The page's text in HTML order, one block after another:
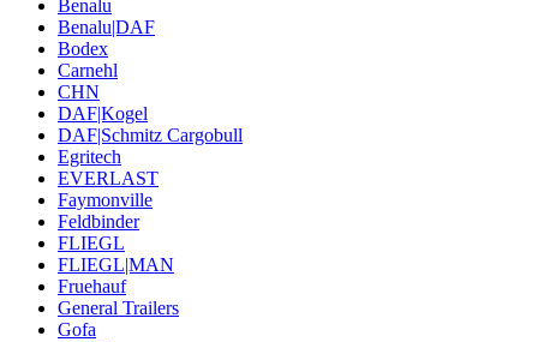
Benalu
Benalu|DAF
Bodex
Carnehl
CHN
DAF|Kogel
DAF|Schmitz Cargobull
Egritech
EVERLAST
Faymonville
Feldbinder
FLIEGL
FLIEGL|MAN
Fruehauf
General Trailers
Gofa